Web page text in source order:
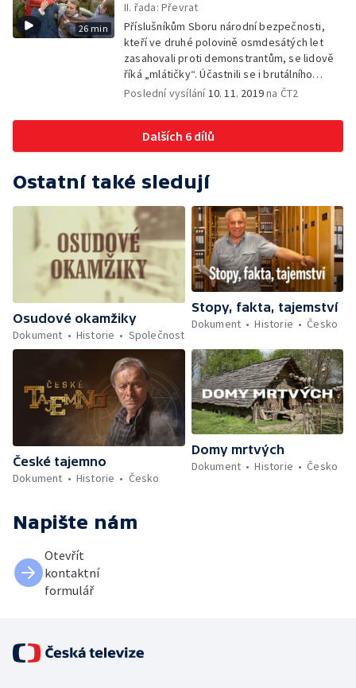
26 min
II. řada: Převrat
Příslušníkům Sboru národní bezpečnosti,
kteří ve druhé polovině osmdesátých let
zasahovali proti demonstrantům, se lidově
říká „mlátičky“. Účastnili se i brutálního
zákroku, k němuž došlo 17. listopadu 1989
po třiceti letech?
Poslední vysílání10. 11. 2019na ČT2
Dalších 6 dílů
Ostatní také sledují
Osudové okamžiky
Dokument
Historie Společnost
Stopy, fakta, tajemství
Dokument
Historie Česko
České tajemno
Dokument
Historie Česko
Domy mrtvých
Dokument
Historie Česko
Napište nám
Otevřít
kontaktní
formulář